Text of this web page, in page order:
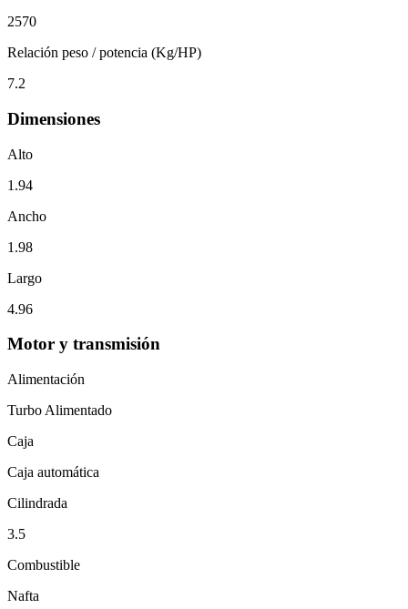
2570
Relación peso / potencia (Kg/HP)
7.2
Dimensiones
Alto
1.94
Ancho
1.98
Largo
4.96
Motor y transmisión
Alimentación
Turbo Alimentado
Caja
Caja automática
Cilindrada
3.5
Combustible
Nafta